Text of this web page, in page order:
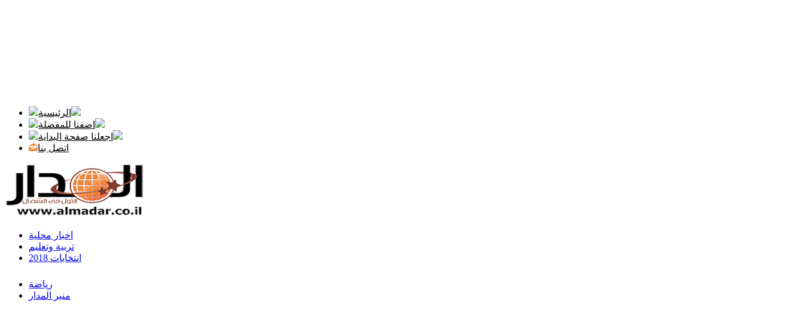
الرئيسية
اضفنا للمفضلة
اجعلنا صفحة البداية
اتصل بنا
اخبار محلية
تربية وتعليم
انتخابات 2018
رياضة
منبر المدار